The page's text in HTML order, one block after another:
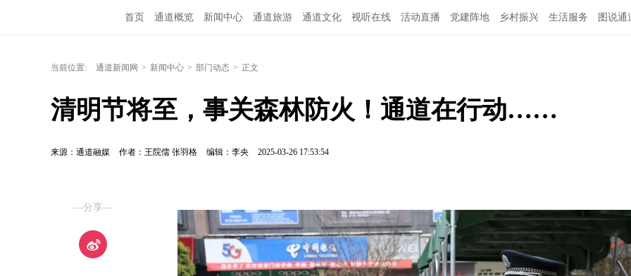
首页 通道概览 新闻中心 通道旅游 通道文化 视听在线 活动直播 党建阵地 乡村振兴 生活服务 图说通
当前位置: 通道新闻网 > 新闻中心 > 部门动态 > 正文
清明节将至，事关森林防火！通道在行动……
来源：通道融媒 作者：王院儒 张羽格 编辑：李央 2025-03-26 17:53:54
—分享—